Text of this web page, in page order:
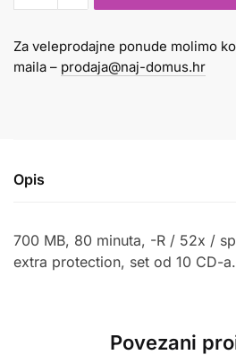
R
52X
SPINDL
Za veleprodajne ponude molimo
maila – prodaja@naj-domus.hr
Opis
700 MB, 80 minuta, -R / 52x /
extra protection, set od 10 CD-a.
Povezani